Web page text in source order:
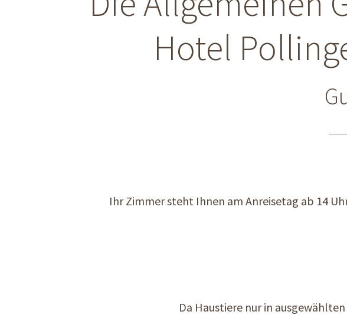
Hotel
Ihr Zimmer steht Ihnen am Anreisetag ab 14
Da Haustiere nur in